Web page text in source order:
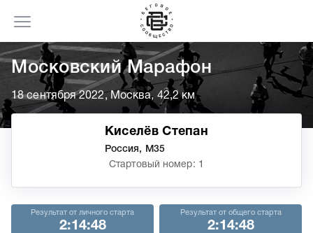
Московский Марафон
18 сентября 2022, Москва, 42,2 км
Киселёв Степан
Россия, М35
Стартовый номер: 1
Результат от личного старта
2:14:48
Результат от общего старта
2:14:48